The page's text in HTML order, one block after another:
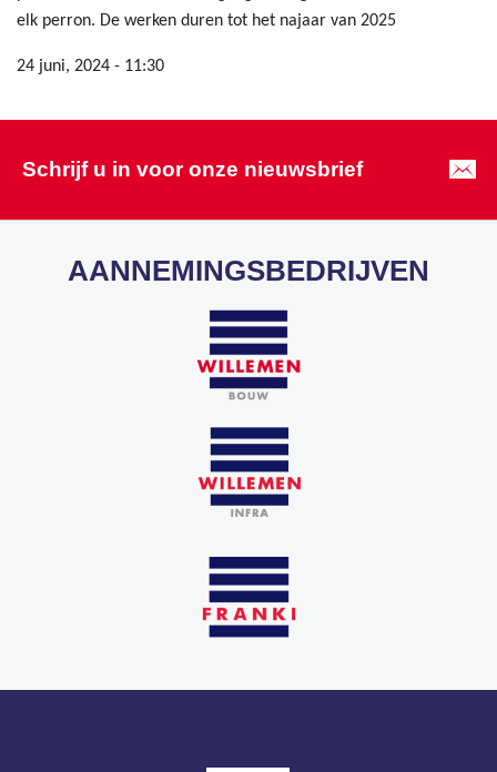
elk perron. De werken duren tot het najaar van 2025
24 juni, 2024 - 11:30
Schrijf u in voor onze nieuwsbrief
AANNEMINGSBEDRIJVEN